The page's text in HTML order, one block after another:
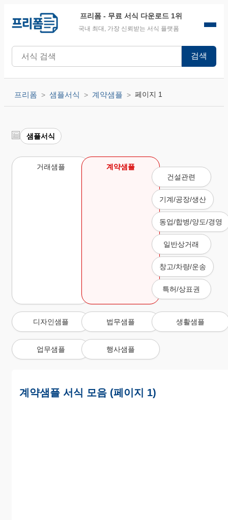
프리폼 - 무료 서식 다운로드 1위
국내 최대, 가장 신뢰받는 서식 플랫폼
검색
프리폼 샘플서식 계약샘플 페이지 1
샘플서식
거래샘플
계약샘플
건설관련
기계/공장/생산
동업/합병/양도/경영
일반상거래
창고/차량/운송
특허/상표권
디자인샘플 법무샘플 생활샘플
업무샘플 행사샘플
계약샘플 서식 모음 (페이지 1)